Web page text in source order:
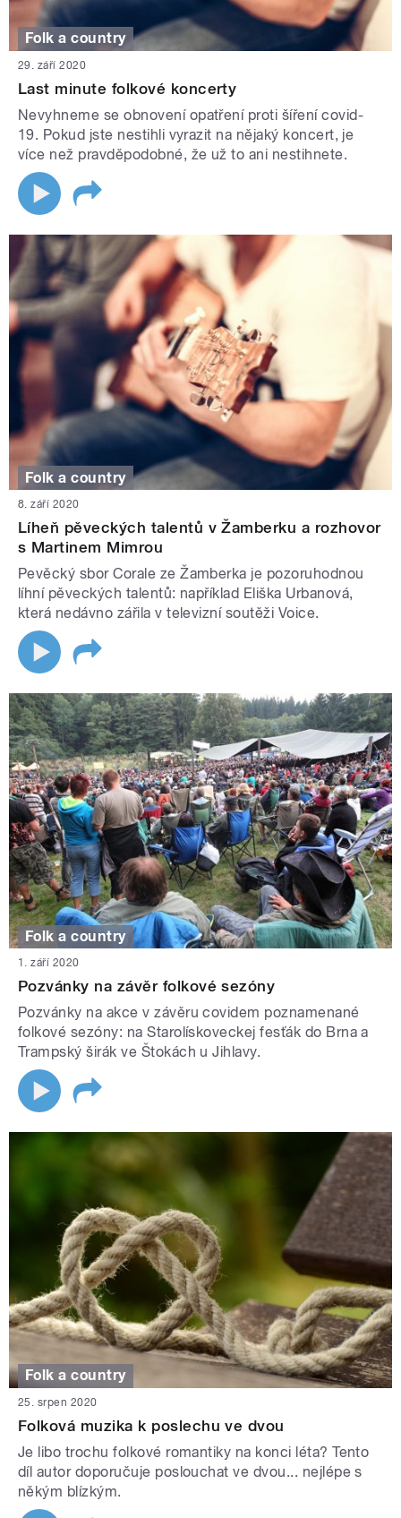
Folk a country
29. září 2020
Last minute folkové koncerty
Nevyhneme se obnovení opatření proti šíření covid-
19. Pokud jste nestihli vyrazit na nějaký koncert, je
více než pravděpodobné, že už to ani nestihnete.
Folk a country
8. září 2020
Líheň pěveckých talentů v Žamberku a rozhovor
s Martinem Mimrou
Pevěcký sbor Corale ze Žamberka je pozoruhodnou
líhní pěveckých talentů: například Eliška Urbanová,
která nedávno zářila v televizní soutěži Voice.
Folk a country
1. září 2020
Pozvánky na závěr folkové sezóny
Pozvánky na akce v závěru covidem poznamenané
folkové sezóny: na Starolískoveckej fesťák do Brna a
Trampský širák ve Štokách u Jihlavy.
Folk a country
25. srpen 2020
Folková muzika k poslechu ve dvou
Je libo trochu folkové romantiky na konci léta? Tento
díl autor doporučuje poslouchat ve dvou... nejlépe s
někým blízkým.